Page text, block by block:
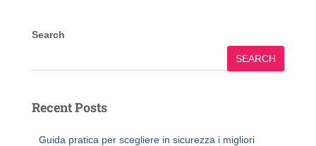
Search
SEARCH
Recent Posts
Guida pratica per scegliere in sicurezza i migliori